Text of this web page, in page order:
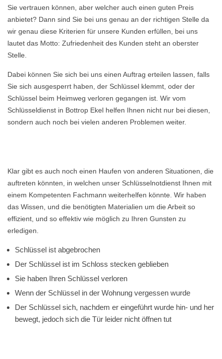
Sie vertrauen können, aber welcher auch einen guten Preis
anbietet? Dann sind Sie bei uns genau an der richtigen Stelle da
wir genau diese Kriterien für unsere Kunden erfüllen, bei uns
lautet das Motto: Zufriedenheit des Kunden steht an oberster
Stelle.
Dabei können Sie sich bei uns einen Auftrag erteilen lassen, falls
Sie sich ausgesperrt haben, der Schlüssel klemmt, oder der
Schlüssel beim Heimweg verloren gegangen ist. Wir vom
Schlüsseldienst in Bottrop Ekel helfen Ihnen nicht nur bei diesen,
sondern auch noch bei vielen anderen Problemen weiter.
Klar gibt es auch noch einen Haufen von anderen Situationen, die
auftreten könnten, in welchen unser Schlüsselnotdienst Ihnen mit
einem Kompetenten Fachmann weiterhelfen könnte. Wir haben
das Wissen, und die benötigten Materialien um die Arbeit so
effizient, und so effektiv wie möglich zu Ihren Gunsten zu
erledigen.
Schlüssel ist abgebrochen
Der Schlüssel ist im Schloss stecken geblieben
Sie haben Ihren Schlüssel verloren
Wenn der Schlüssel in der Wohnung vergessen wurde
Der Schlüssel sich, nachdem er eingeführt wurde hin- und her
bewegt, jedoch sich die Tür leider nicht öffnen tut